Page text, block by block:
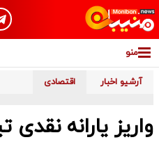
منو
آرشیو اخبار اقتصادی